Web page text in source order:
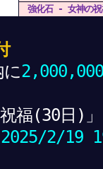
強化石 - 女神の
2,000,000
福(30日)
2/19